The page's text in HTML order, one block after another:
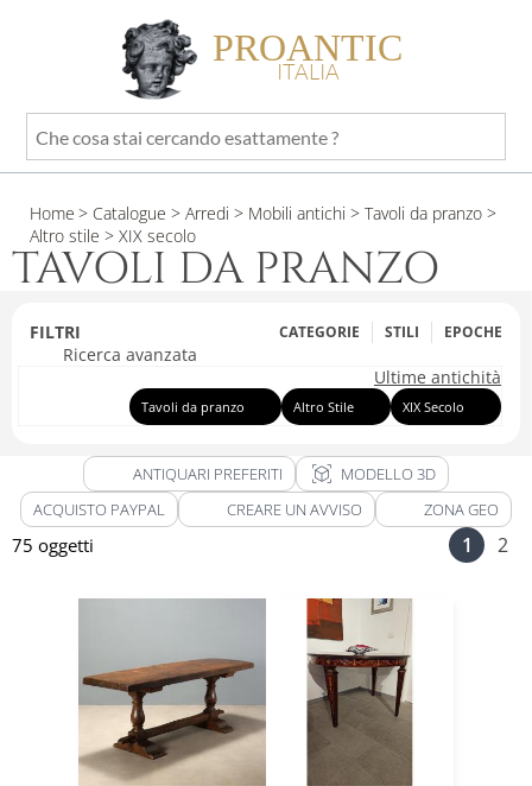
PROANTIC
ITALIA
Che
cosa
cercando
esattamente
Home > Catalogue > Arredi > Mobili antichi > Tavoli da pranzo >
Altro stile > XIX secolo
TAVOLI DA PRANZO
FILTRI CATEGORIE STILI EPOCHE
Ricerca avanzata
Ultime antichità
Tavoli da pranzo Altro Stile XIX Secolo
ANTIQUARI PREFERITI view_in_ar MODELLO 3D
ACQUISTO PAYPAL
CREARE UN AVVISO ZONA GEO
75 oggetti 1 2